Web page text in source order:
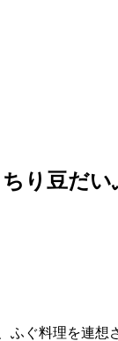
り豆だい
ぐ料理を連想